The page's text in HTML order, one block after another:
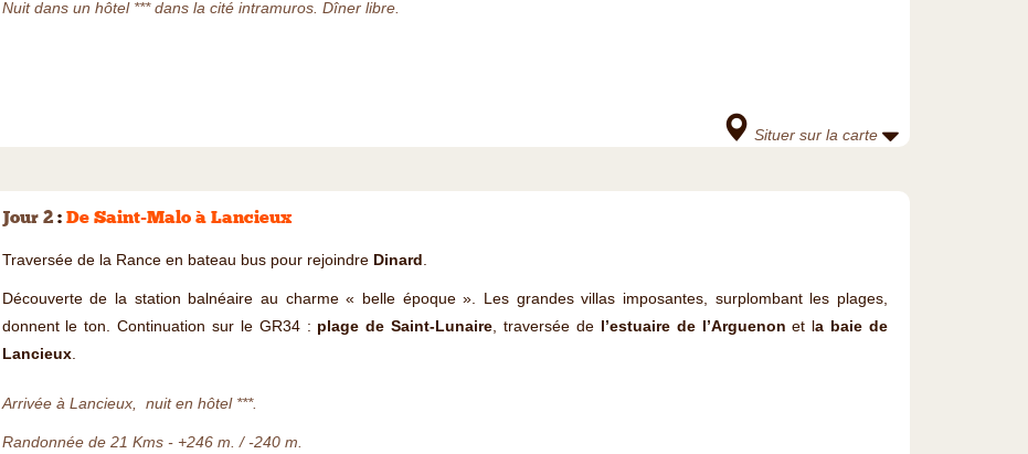
Nuit dans un hôtel *** dans la cité intramuros. Dîner libre.
Situer sur la carte
Jour 2: De Saint-Malo à Lancieux
Traversée de la Rance en bateau bus pour rejoindre Dinard .
Découverte de la station balnéaire au charme « belle époque ». Les grandes villas imposantes, surplombant les plages,
donnent le ton. Continuation sur le GR34 : plage de Saint-Lunaire, traversée de l’estuaire de l’Arguenon et la baie de
Lancieux.
Arrivée à Lancieux, nuit en hôtel ***.
Randonnée de 21 Kms - +246 m. / -240 m.